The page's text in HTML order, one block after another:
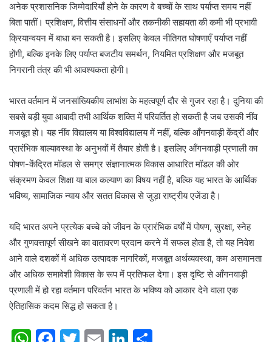
अनेक प्रशासनिक जिम्मेदारियाँ होने के कारण वे बच्चों के साथ पर्याप्त समय नहीं
बिता पातीं। प्रशिक्षण, वित्तीय संसाधनों और तकनीकी सहायता की कमी भी प्रभावी
क्रियान्वयन में बाधा बन सकती है। इसलिए केवल नीतिगत घोषणाएँ पर्याप्त नहीं
होंगी, बल्कि इनके लिए पर्याप्त बजटीय समर्थन, नियमित प्रशिक्षण और मजबूत
निगरानी तंत्र की भी आवश्यकता होगी।
भारत वर्तमान में जनसांख्यिकीय लाभांश के महत्वपूर्ण दौर से गुजर रहा है। दुनिया की
सबसे बड़ी युवा आबादी तभी आर्थिक शक्ति में परिवर्तित हो सकती है जब उसकी नींव
मजबूत हो। यह नींव विद्यालय या विश्वविद्यालय में नहीं, बल्कि आँगनवाड़ी केंद्रों और
प्रारंभिक बाल्यावस्था के अनुभवों में तैयार होती है। इसलिए आँगनवाड़ी प्रणाली का
पोषण-केंद्रित मॉडल से समग्र संज्ञानात्मक विकास आधारित मॉडल की ओर
संक्रमण केवल शिक्षा या बाल कल्याण का विषय नहीं है, बल्कि यह भारत के आर्थिक
भविष्य, सामाजिक न्याय और सतत विकास से जुड़ा राष्ट्रीय एजेंडा है।
यदि भारत अपने प्रत्येक बच्चे को जीवन के प्रारंभिक वर्षों में पोषण, सुरक्षा, स्नेह
और गुणवत्तापूर्ण सीखने का वातावरण प्रदान करने में सफल होता है, तो यह निवेश
आने वाले दशकों में अधिक उत्पादक नागरिकों, मजबूत अर्थव्यवस्था, कम असमानता
और अधिक समावेशी विकास के रूप में प्रतिफल देगा। इस दृष्टि से आँगनवाड़ी
प्रणाली में हो रहा वर्तमान परिवर्तन भारत के भविष्य को आकार देने वाला एक
ऐतिहासिक कदम सिद्ध हो सकता है।